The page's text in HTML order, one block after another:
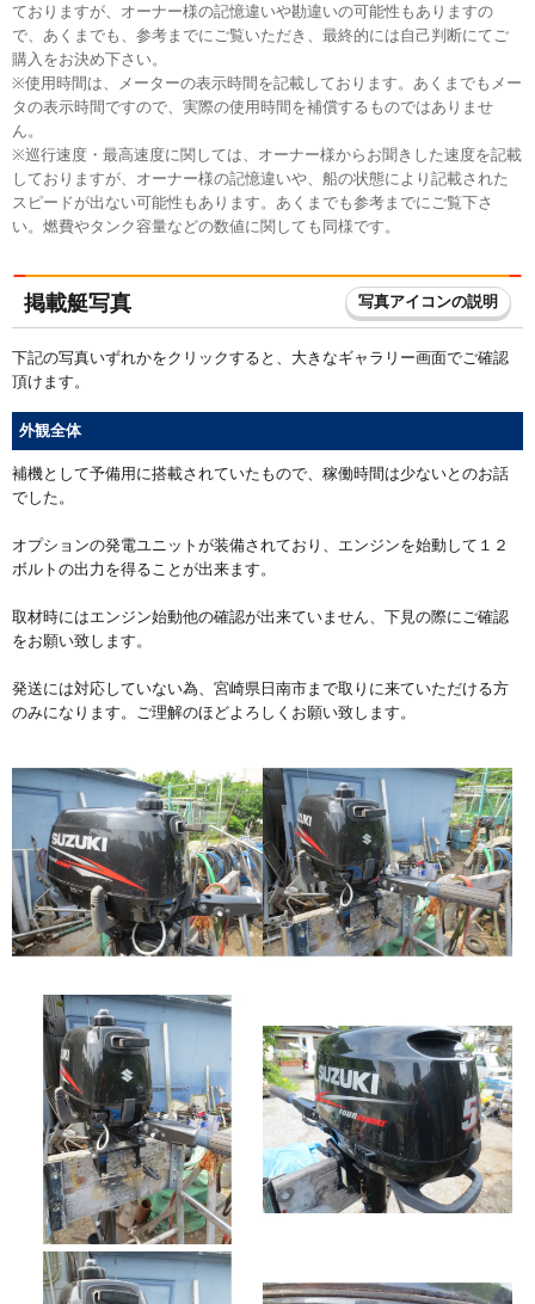
ておりますが、オーナー様の記憶違いや勘違いの可能性もありますの
で、あくまでも、参考までにご覧いただき、最終的には自己判断にてご
購入をお決め下さい。
※使用時間は、メーターの表示時間を記載しております。あくまでもメー
タの表示時間ですので、実際の使用時間を補償するものではありませ
ん。
※巡行速度・最高速度に関しては、オーナー様からお聞きした速度を記載
しておりますが、オーナー様の記憶違いや、船の状態により記載された
スピードが出ない可能性もあります。あくまでも参考までにご覧下さ
い。燃費やタンク容量などの数値に関しても同様です。
掲載艇写真 写真アイコンの説明
下記の写真いずれかをクリックすると、大きなギャラリー画面でご確認
頂けます。
外観全体
補機として予備用に搭載されていたもので、稼働時間は少ないとのお話
でした。
オプションの発電ユニットが装備されており、エンジンを始動して１２
ボルトの出力を得ることが出来ます。
取材時にはエンジン始動他の確認が出来ていません、下見の際にご確認
をお願い致します。
発送には対応していない為、宮崎県日南市まで取りに来ていただける方
のみになります。ご理解のほどよろしくお願い致します。